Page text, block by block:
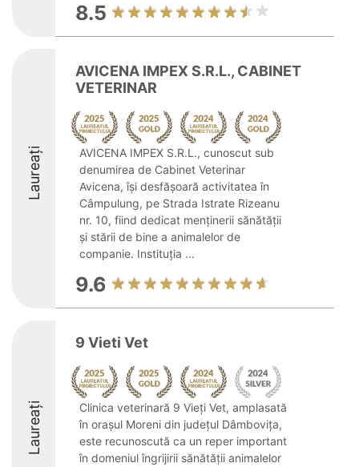
8.5
Laureați
AVICENA IMPEX S.R.L., CABINET
VETERINAR
AVICENA IMPEX S.R.L., cunoscut sub
denumirea de Cabinet Veterinar
Avicena, își desfășoară activitatea în
Câmpulung, pe Strada Istrate Rizeanu
nr. 10, fiind dedicat menținerii sănătății
și stării de bine a animalelor de
companie. Instituția ...
9.6
Laureați
9 Vieti Vet
Clinica veterinară 9 Vieți Vet, amplasată
în orașul Moreni din județul Dâmbovița,
este recunoscută ca un reper important
în domeniul îngrijirii sănătății animalelor